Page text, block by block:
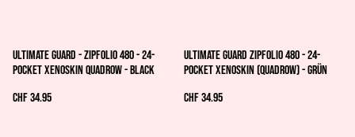
Ultimate Guard - Zipfolio 480 - 24-
Pocket XenoSkin Quadrow - Black
CHF 34.95
Ultimate Guard Zipfolio 480 - 24-
Pocket XenoSkin (Quadrow) - Grün
CHF 34.95